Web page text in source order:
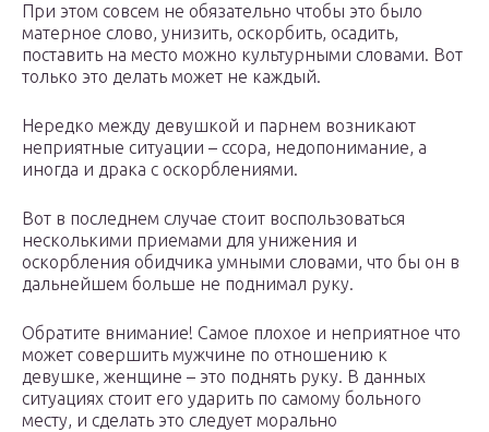
При этом совсем не обязательно чтобы это было
матерное слово, унизить, оскорбить, осадить,
поставить на место можно культурными словами. Вот
только это делать может не каждый.
Нередко между девушкой и парнем возникают
неприятные ситуации – ссора, недопонимание, а
иногда и драка с оскорблениями.
Вот в последнем случае стоит воспользоваться
несколькими приемами для унижения и
оскорбления обидчика умными словами, что бы он в
дальнейшем больше не поднимал руку.
Обратите внимание! Самое плохое и неприятное что
может совершить мужчине по отношению к
девушке, женщине – это поднять руку. В данных
ситуациях стоит его ударить по самому больного
месту, и сделать это следует морально